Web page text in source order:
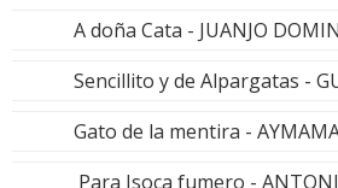
A doña Cata - JUANJO
Sencillito y de Alpargatas -
Gato de la mentira -
Para Isoca fumero -